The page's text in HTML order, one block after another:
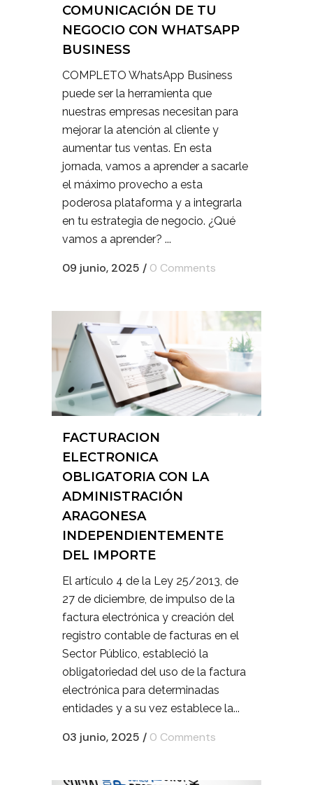
COMUNICACIÓN DE TU
NEGOCIO CON WHATSAPP
BUSINESS
COMPLETO WhatsApp Business
puede ser la herramienta que
nuestras empresas necesitan para
mejorar la atención al cliente y
aumentar tus ventas. En esta
jornada, vamos a aprender a sacarle
el máximo provecho a esta
poderosa plataforma y a integrarla
en tu estrategia de negocio. ¿Qué
vamos a aprender? ...
09 junio, 2025 / 0 Comments
FACTURACION
ELECTRONICA
OBLIGATORIA CON LA
ADMINISTRACIÓN
ARAGONESA
INDEPENDIENTEMENTE
DEL IMPORTE
El artículo 4 de la Ley 25/2013, de
27 de diciembre, de impulso de la
factura electrónica y creación del
registro contable de facturas en el
Sector Público, estableció la
obligatoriedad del uso de la factura
electrónica para determinadas
entidades y a su vez establece la...
03 junio, 2025 / 0 Comments